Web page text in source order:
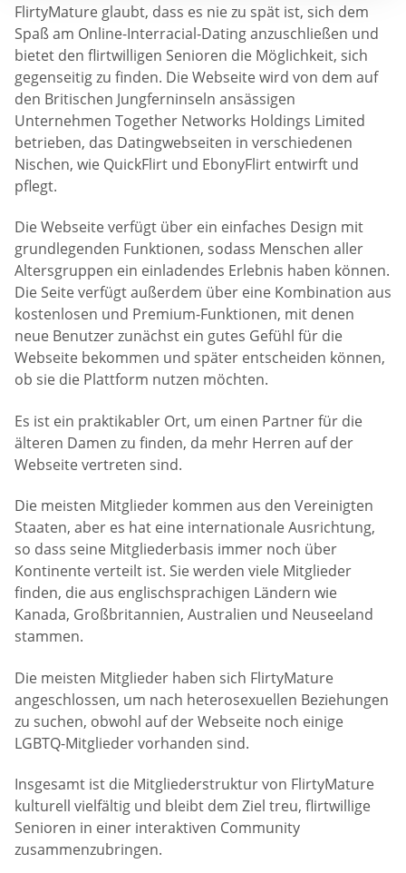
FlirtyMature glaubt, dass es nie zu spät ist, sich dem
Spaß am Online-Interracial-Dating anzuschließen und
bietet den flirtwilligen Senioren die Möglichkeit, sich
gegenseitig zu finden. Die Webseite wird von dem auf
den Britischen Jungferninseln ansässigen
Unternehmen Together Networks Holdings Limited
betrieben, das Datingwebseiten in verschiedenen
Nischen, wie QuickFlirt und EbonyFlirt entwirft und
pflegt.
Die Webseite verfügt über ein einfaches Design mit
grundlegenden Funktionen, sodass Menschen aller
Altersgruppen ein einladendes Erlebnis haben können.
Die Seite verfügt außerdem über eine Kombination aus
kostenlosen und Premium-Funktionen, mit denen
neue Benutzer zunächst ein gutes Gefühl für die
Webseite bekommen und später entscheiden können,
ob sie die Plattform nutzen möchten.
Es ist ein praktikabler Ort, um einen Partner für die
älteren Damen zu finden, da mehr Herren auf der
Webseite vertreten sind.
Die meisten Mitglieder kommen aus den Vereinigten
Staaten, aber es hat eine internationale Ausrichtung,
so dass seine Mitgliederbasis immer noch über
Kontinente verteilt ist. Sie werden viele Mitglieder
finden, die aus englischsprachigen Ländern wie
Kanada, Großbritannien, Australien und Neuseeland
stammen.
Die meisten Mitglieder haben sich FlirtyMature
angeschlossen, um nach heterosexuellen Beziehungen
zu suchen, obwohl auf der Webseite noch einige
LGBTQ-Mitglieder vorhanden sind.
Insgesamt ist die Mitgliederstruktur von FlirtyMature
kulturell vielfältig und bleibt dem Ziel treu, flirtwillige
Senioren in einer interaktiven Community
zusammenzubringen.